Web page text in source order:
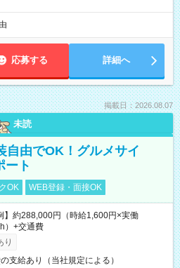
応募する 詳細へ
掲載日：2026.08.07
未読
自由でOK！グルメサイ
ート
OK WEB登録・面接OK
】約288,000円（時給1,600円×実働
）+交通費
り
支給あり（当社規定による）